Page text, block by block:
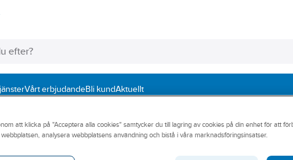
Vårt erbjudandeBli kundAktuellt
och möbler Sanitetsporslin WC-sitsar
att klicka på "Acceptera alla cookies" samtycker du till lagring av cookies på din enhet för att
analysera webbplatsens användning och bistå i våra marknadsföringsinsatser.